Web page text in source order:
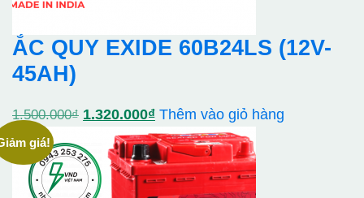
ẮC QUY EXIDE 60B24LS (12V-
45AH)
1.500.000₫ Giá
là:
1.500.000₫.
1.320.000₫Giá
hiện
tại
là:
Thêm vào giỏ hàng
giá!